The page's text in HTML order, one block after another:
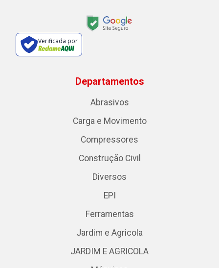
Verificada por
Departamentos
Abrasivos
Carga e Movimento
Compressores
Construção Civil
Diversos
EPI
Ferramentas
Jardim e Agricola
JARDIM E AGRICOLA